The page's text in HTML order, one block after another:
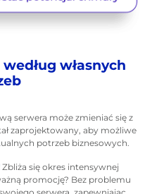
według własnych
serwera może zmieniać się z
zaprojektowany, aby możliwe
potrzeb biznesowych.
Zbliża się okres intensywnej
promocję? Bez problemu